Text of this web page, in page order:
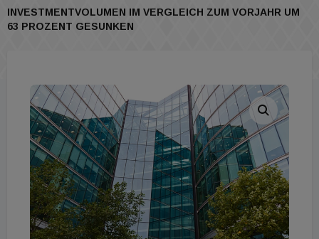
INVESTMENTVOLUMEN IM VERGLEICH ZUM VORJAHR UM
63 PROZENT GESUNKEN